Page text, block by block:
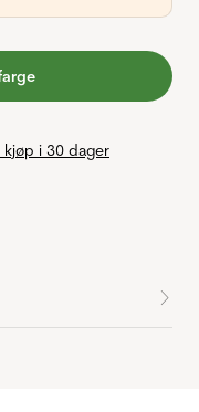
i 30 dager